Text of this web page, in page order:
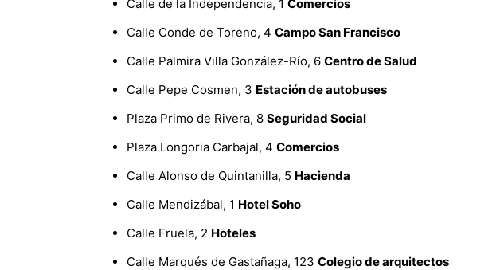
Calle de la Independencia, 1 Comercios
Calle Conde de Toreno, 4 Campo San Francisco
Calle Palmira Villa González-Río, 6 Centro de Salud
Calle Pepe Cosmen, 3 Estación de autobuses
Plaza Primo de Rivera, 8 Seguridad Social
Plaza Longoria Carbajal, 4 Comercios
Calle Alonso de Quintanilla, 5 Hacienda
Calle Mendizábal, 1 Hotel Soho
Calle Fruela, 2 Hoteles
Calle Marqués de Gastañaga, 123 Colegio de arquitectos